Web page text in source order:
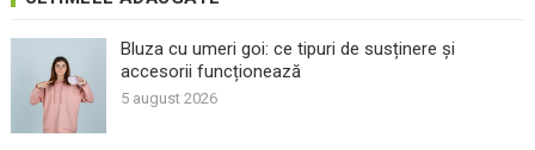
Bluza cu umeri goi: ce tipuri de susținere și
accesorii funcționează
5 august 2026